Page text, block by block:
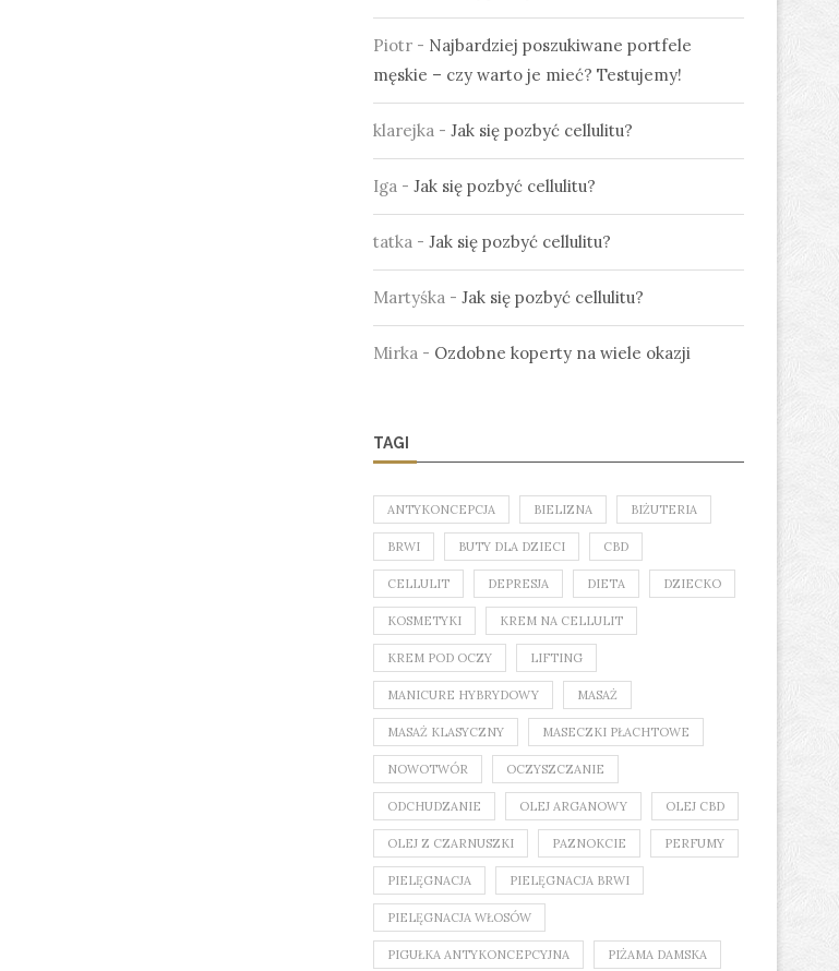
Piotr - Najbardziej poszukiwane portfele
męskie – czy warto je mieć? Testujemy!
klarejka - Jak się pozbyć cellulitu?
Iga - Jak się pozbyć cellulitu?
tatka - Jak się pozbyć cellulitu?
Martyśka - Jak się pozbyć cellulitu?
Mirka - Ozdobne koperty na wiele okazji
TAGI
ANTYKONCEPCJA BIELIZNA BIŻUTERIA
BRWI BUTY DLA DZIECI CBD
CELLULIT DEPRESJA DIETA DZIECKO
KOSMETYKI KREM NA CELLULIT
KREM POD OCZY LIFTING
MANICURE HYBRYDOWY MASAŻ
MASAŻ KLASYCZNY MASECZKI PŁACHTOWE
NOWOTWÓR OCZYSZCZANIE
ODCHUDZANIE OLEJ ARGANOWY OLEJ CBD
OLEJ Z CZARNUSZKI PAZNOKCIE PERFUMY
PIELĘGNACJA PIELĘGNACJA BRWI
PIELĘGNACJA WŁOSÓW
PIGUŁKA ANTYKONCEPCYJNA PIŻAMA DAMSKA